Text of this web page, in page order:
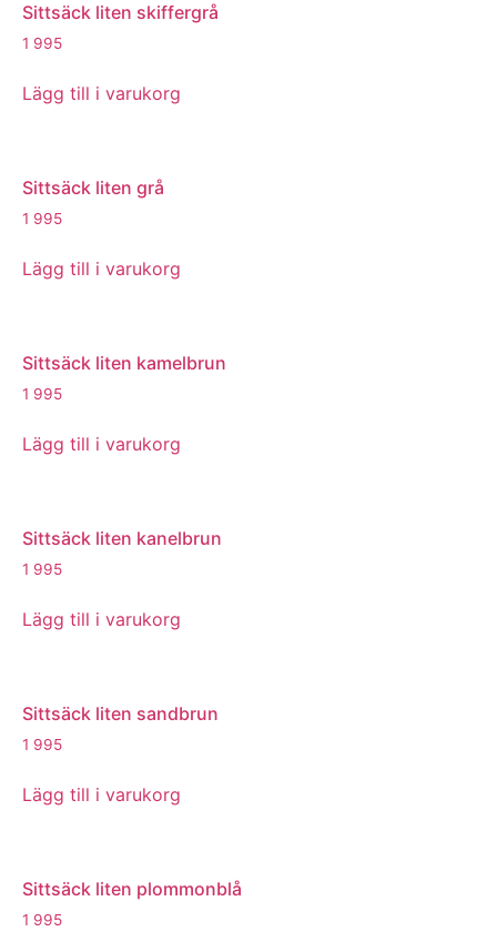
Sittsäck liten skiffergrå
1 995
Lägg till i varukorg
Sittsäck liten grå
1 995
Lägg till i varukorg
Sittsäck liten kamelbrun
1 995
Lägg till i varukorg
Sittsäck liten kanelbrun
1 995
Lägg till i varukorg
Sittsäck liten sandbrun
1 995
Lägg till i varukorg
Sittsäck liten plommonblå
1 995